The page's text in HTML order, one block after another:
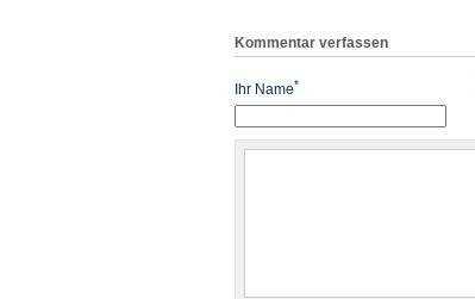
Kommentar verfassen
Ihr Name*